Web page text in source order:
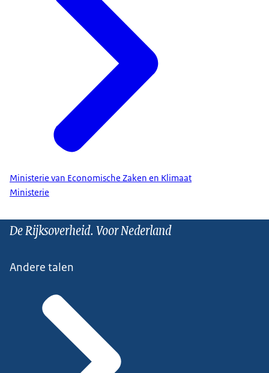
Ministerie van Economische Zaken en Klimaat
Ministerie
De Rijksoverheid. Voor Nederland
Andere talen